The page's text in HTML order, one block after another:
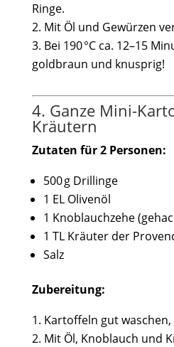
Ringe.
Mit Öl und Gewürzen
Bei 190 °C ca. 12–15
goldbraun und knusprig!
4. Ganze Mini-
Kräutern
Zutaten für 2 Personen:
500 g Drillinge
1 EL Olivenöl
1 Knoblauchzehe
1 TL Kräuter der
Salz
Zubereitung:
Kartoffeln gut
Mit Öl, Knoblauch und